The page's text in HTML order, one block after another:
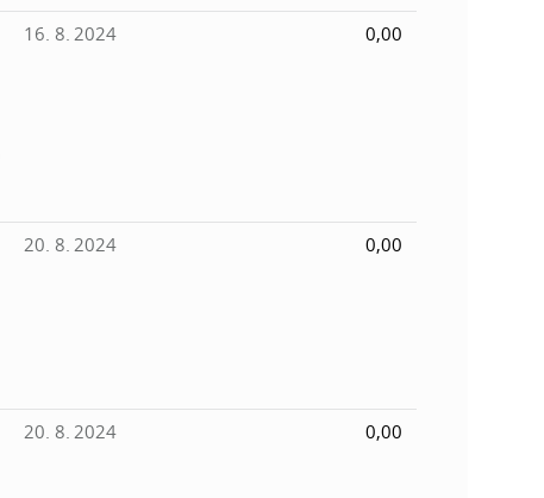
16. 8. 2024 0,00
20. 8. 2024 0,00
20. 8. 2024 0,00